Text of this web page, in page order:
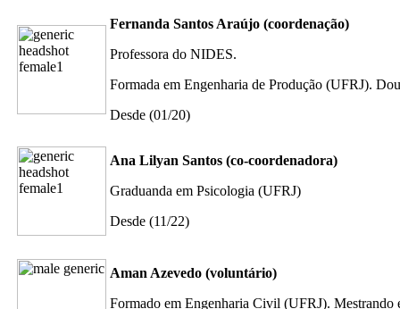
Fernanda Santos Araújo (coordenação)
Professora do NIDES.
Formada em Engenharia de Produção (UFRJ).
Desde (01/20)
Ana Lilyan Santos (co-coordenadora)
Graduanda em Psicologia (UFRJ)
Desde (11/22)
Aman Azevedo (voluntário)
Formado em Engenharia Civil (UFRJ).